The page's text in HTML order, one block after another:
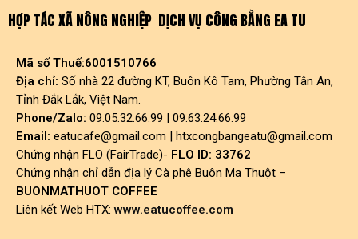
HỢP TÁC XÃ NÔNG NGHIỆP DỊCH VỤ CÔNG BẰNG EA TU
Mã số Thuế:6001510766
Địa chỉ: Số nhà 22 đường KT, Buôn Kô Tam, Phường Tân An,
Tỉnh Đắk Lắk, Việt Nam.
Phone/Zalo: 09.05.32.66.99 | 09.63.24.66.99
Email: eatucafe@gmail.com | htxcongbangeatu@gmail.com
Chứng nhận FLO (FairTrade)- FLO ID: 33762
Chứng nhận chỉ dẫn địa lý Cà phê Buôn Ma Thuột –
BUONMATHUOT COFFEE
Liên kết Web HTX:www.eatucoffee.com